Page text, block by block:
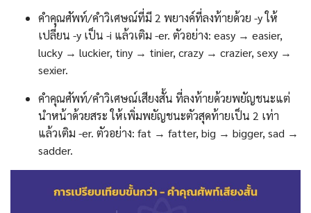
คำคุณศัพท์/คำวิเศษณ์ที่มี 2 พยางค์ที่ลงท้ายด้วย -y ให้
เปลี่ยน -y เป็น -i แล้วเติม -er. ตัวอย่าง: easy → easier,
lucky → luckier, tiny → tinier, crazy → crazier, sexy →
sexier.
คำคุณศัพท์/คำวิเศษณ์เสียงสั้น ที่ลงท้ายด้วยพยัญชนะแต่
นำหน้าด้วยสระ ให้เพิ่มพยัญชนะตัวสุดท้ายเป็น 2 เท่า
แล้วเติม -er. ตัวอย่าง: fat → fatter, big → bigger, sad →
sadder.